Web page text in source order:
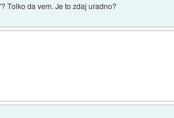
Tolko da vem. Je to zdaj uradno?